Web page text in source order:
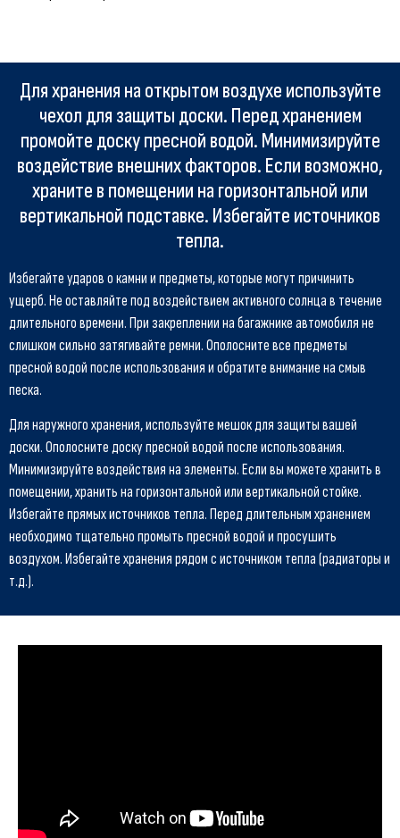
Для хранения на открытом воздухе используйте
чехол для защиты доски. Перед хранением
промойте доску пресной водой. Минимизируйте
воздействие внешних факторов. Если возможно,
храните в помещении на горизонтальной или
вертикальной подставке. Избегайте источников
тепла.
Избегайте ударов о камни и предметы, которые могут причинить
ущерб. Не оставляйте под воздействием активного солнца в течение
длительного времени. При закреплении на багажнике автомобиля не
слишком сильно затягивайте ремни. Ополосните все предметы
пресной водой после использования и обратите внимание на смыв
песка.
Для наружного хранения, используйте мешок для защиты вашей
доски. Ополосните доску пресной водой после использования.
Минимизируйте воздействия на элементы. Если вы можете хранить в
помещении, хранить на горизонтальной или вертикальной стойке.
Избегайте прямых источников тепла. Перед длительным хранением
необходимо тщательно промыть пресной водой и просушить
воздухом. Избегайте хранения рядом с источником тепла (радиаторы и
т.д.).